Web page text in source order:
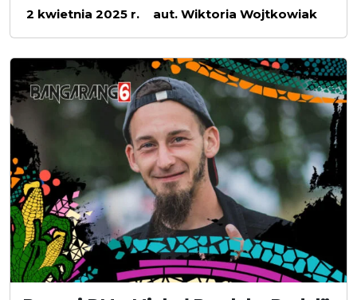
2 kwietnia 2025 r. aut. Wiktoria Wojtkowiak